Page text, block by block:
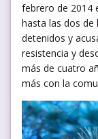
febrero de 2014
hasta las dos de
detenidos y
resistencia y
más de cuatro
más con la